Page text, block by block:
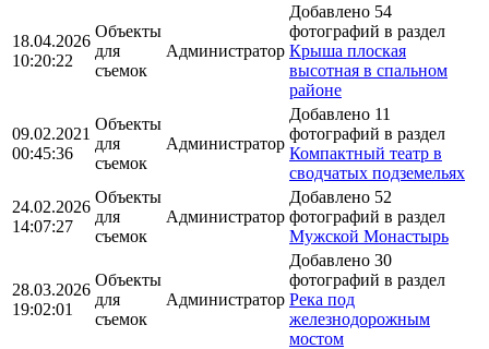
18.04.2026
10:20:22
Объекты
для
съемок
Администратор
Добавлено 54
фотографий в раздел
Крыша плоская
высотная в спальном
районе
09.02.2021
00:45:36
Объекты
для
съемок
Администратор
Добавлено 11
фотографий в раздел
Компактный театр в
сводчатых подземельях
24.02.2026
14:07:27
Объекты
для
съемок
Администратор
Добавлено 52
фотографий в раздел
Мужской Монастырь
28.03.2026
19:02:01
Объекты
для
съемок
Администратор
Добавлено 30
фотографий в раздел
Река под
железнодорожным
мостом